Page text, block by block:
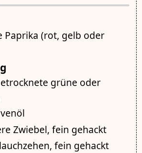
Paprika (rot, gelb oder
grüne oder
Zwiebel, fein gehackt
fein gehackt